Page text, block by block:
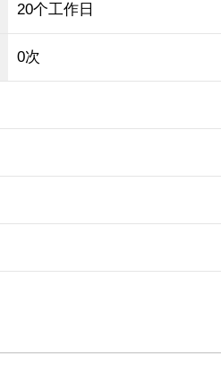
20个工作日
0次